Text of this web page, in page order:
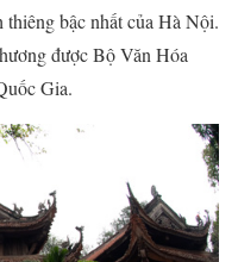
bậc nhất của Hà Nội.
được Bộ Văn Hóa
Gia.